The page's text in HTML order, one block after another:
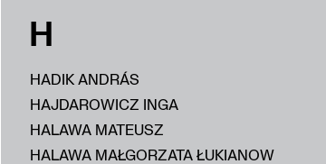
H
HADIK ANDRÁS
HAJDAROWICZ INGA
HALAWA MATEUSZ
HALAWA MAŁGORZATA ŁUKIANOW